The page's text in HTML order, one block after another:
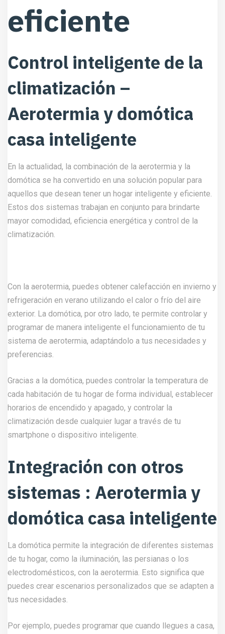
eficiente
Control inteligente de la
climatización –
Aerotermia y domótica
casa inteligente
En la actualidad, la combinación de la aerotermia y la
domótica se ha convertido en una solución popular para
aquellos que desean tener un hogar inteligente y eficiente.
Estos dos sistemas trabajan en conjunto para brindarte
mayor comodidad, eficiencia energética y control de la
climatización.
Con la aerotermia, puedes obtener calefacción en invierno y
refrigeración en verano utilizando el calor o frío del aire
exterior. La domótica, por otro lado, te permite controlar y
programar de manera inteligente el funcionamiento de tu
sistema de aerotermia, adaptándolo a tus necesidades y
preferencias.
Gracias a la domótica, puedes controlar la temperatura de
cada habitación de tu hogar de forma individual, establecer
horarios de encendido y apagado, y controlar la
climatización desde cualquier lugar a través de tu
smartphone o dispositivo inteligente.
Integración con otros
sistemas : Aerotermia y
domótica casa inteligente
La domótica permite la integración de diferentes sistemas
de tu hogar, como la iluminación, las persianas o los
electrodomésticos, con la aerotermia. Esto significa que
puedes crear escenarios personalizados que se adapten a
tus necesidades.
Por ejemplo, puedes programar que cuando llegues a casa,